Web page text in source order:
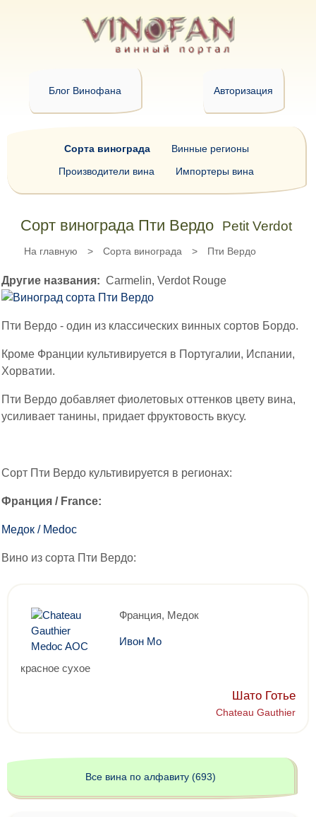
Блог Винофана Авторизация
Сорт винограда Пти Вердо Petit Verdot
На главную > Сорта винограда > Пти Вердо
Другие названия: Carmelin, Verdot Rouge
Пти Вердо - один из классических винных сортов Бордо.
Кроме Франции культивируется в Португалии, Испании,
Хорватии.
Пти Вердо добавляет фиолетовых оттенков цвету вина,
усиливает танины, придает фруктовость вкусу.
Сорт Пти Вердо культивируется в регионах:
Франция / France:
Медок / Medoc
Вино из сорта Пти Вердо:
Франция, Медок
Ивон Мо
красное сухое
Шато Готье
Chateau Gauthier
Сорта винограда
Винные регионы
Производители вина
Импортеры вина
Все вина по алфавиту (693)